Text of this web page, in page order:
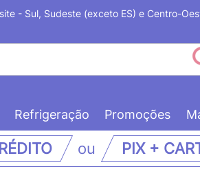
- Sul, Sudeste (exceto ES) e Centro-
Refrigeração Promoções
ou PIX +